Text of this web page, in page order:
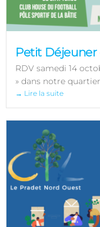
Petit
RDV samedi 14
» dans notre quartier...
→ Lire la suite